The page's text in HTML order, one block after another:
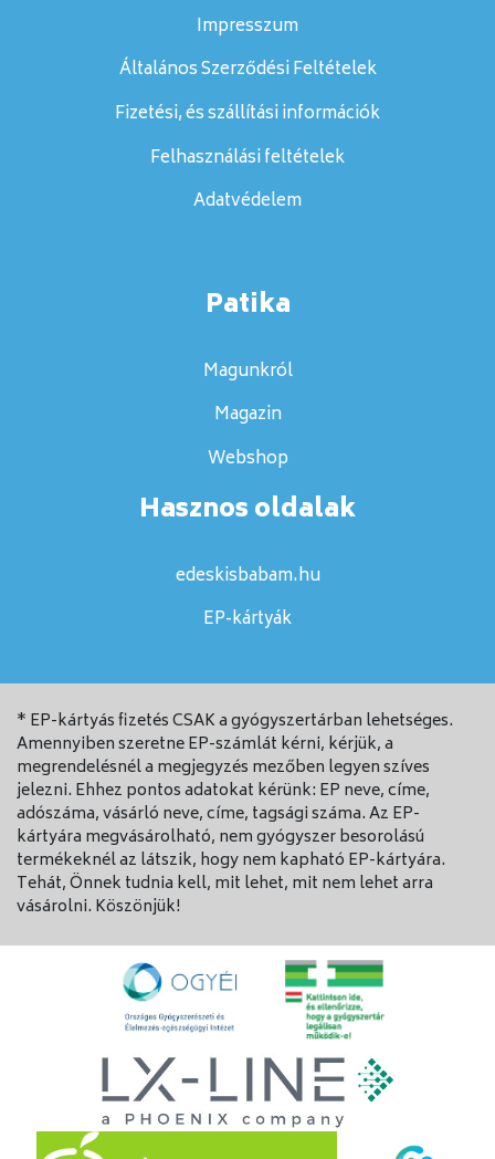
Impresszum
Általános Szerződési Feltételek
Fizetési, és szállítási információk
Felhasználási feltételek
Adatvédelem
Patika
Magunkról
Magazin
Webshop
Hasznos oldalak
edeskisbabam.hu
EP-kártyák
* EP-kártyás fizetés CSAK a gyógyszertárban lehetséges.
Amennyiben szeretne EP-számlát kérni, kérjük, a
megrendelésnél a megjegyzés mezőben legyen szíves
jelezni. Ehhez pontos adatokat kérünk: EP neve, címe,
adószáma, vásárló neve, címe, tagsági száma. Az EP-
kártyára megvásárolható, nem gyógyszer besorolású
termékeknél az látszik, hogy nem kapható EP-kártyára.
Tehát, Önnek tudnia kell, mit lehet, mit nem lehet arra
vásárolni. Köszönjük!